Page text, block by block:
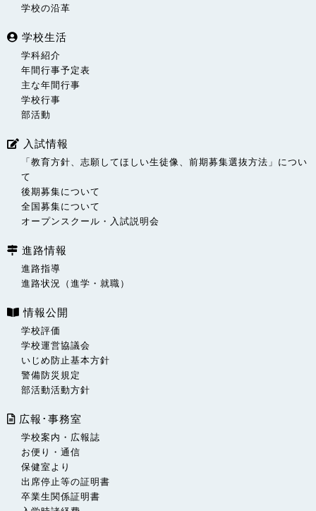
学校の沿革
学校生活
学科紹介
年間行事予定表
主な年間行事
学校行事
部活動
入試情報
「教育方針、志願してほしい生徒像、前期募集選抜方法」につい
て
後期募集について
全国募集について
オープンスクール・入試説明会
進路情報
進路指導
進路状況（進学・就職）
情報公開
学校評価
学校運営協議会
いじめ防止基本方針
警備防災規定
部活動活動方針
広報･事務室
学校案内・広報誌
お便り・通信
保健室より
出席停止等の証明書
卒業生関係証明書